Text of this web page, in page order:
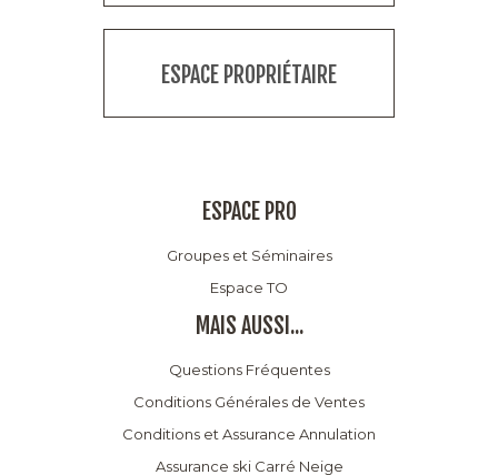
ESPACE PROPRIÉTAIRE
ESPACE PRO
Groupes et Séminaires
Espace TO
MAIS AUSSI...
Questions Fréquentes
Conditions Générales de Ventes
Conditions et Assurance Annulation
Assurance ski Carré Neige